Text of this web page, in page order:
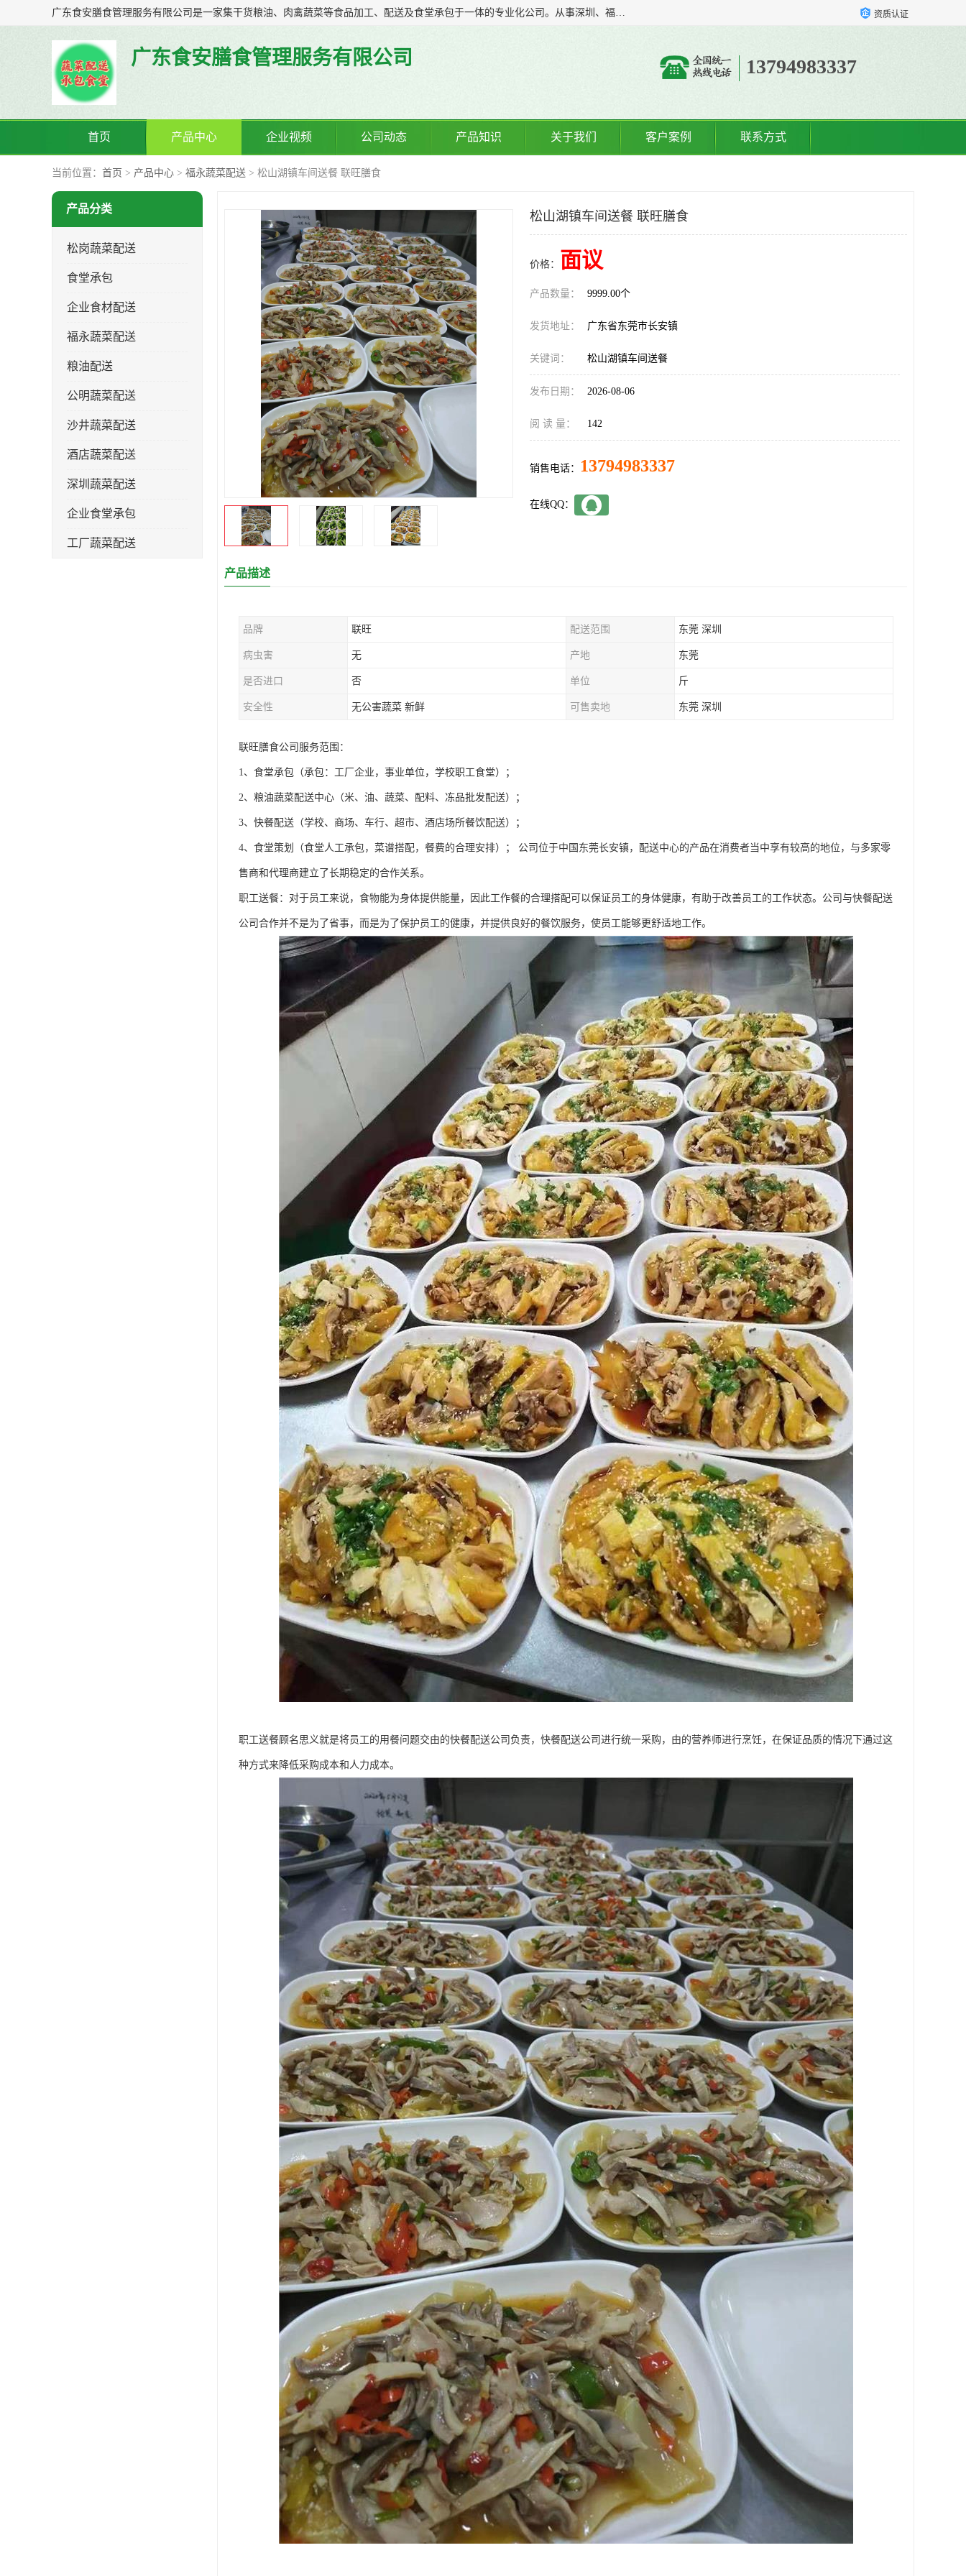
广东食安膳食管理服务有限公司是一家集干货粮油、肉禽蔬菜等食品加工、配送及食堂承包于一体的专业化公司。从事深圳、福永、公明、沙井、松岗等地区的蔬菜配送服务。 专业的服务队伍，以及完善的服务机制，经过多年的努力拼搏，赢得了广大客户的信赖和支持。 资质认证
广东食安膳食管理服务有限公司 13794983337
首页 产品中心 企业视频 公司动态 产品知识 关于我们 客户案例 联系方式
当前位置： 首页 > 产品中心 > 福永蔬菜配送 > 松山湖镇车间送餐 联旺膳食
产品分类
松岗蔬菜配送
食堂承包
企业食材配送
福永蔬菜配送
粮油配送
公明蔬菜配送
沙井蔬菜配送
酒店蔬菜配送
深圳蔬菜配送
企业食堂承包
工厂蔬菜配送
松山湖镇车间送餐 联旺膳食
价格： 面议
产品数量： 9999.00个
发货地址： 广东省东莞市长安镇
关键词： 松山湖镇车间送餐
发布日期： 2026-08-06
阅 读 量： 142
销售电话： 13794983337
在线QQ：
产品描述
品牌 联旺 配送范围 东莞 深圳
病虫害 无 产地 东莞
是否进口 否 单位 斤
安全性 无公害蔬菜 新鲜 可售卖地 东莞 深圳
联旺膳食公司服务范围：
1、食堂承包（承包：工厂企业，事业单位，学校职工食堂）；
2、粮油蔬菜配送中心（米、油、蔬菜、配料、冻品批发配送）；
3、快餐配送（学校、商场、车行、超市、酒店场所餐饮配送）；
4、食堂策划（食堂人工承包，菜谱搭配，餐费的合理安排）； 公司位于中国东莞长安镇，配送中心的产品在消费者当中享有较高的地位，与多家零
售商和代理商建立了长期稳定的合作关系。
职工送餐：对于员工来说，食物能为身体提供能量，因此工作餐的合理搭配可以保证员工的身体健康，有助于改善员工的工作状态。公司与快餐配送
公司合作并不是为了省事，而是为了保护员工的健康，并提供良好的餐饮服务，使员工能够更舒适地工作。
职工送餐顾名思义就是将员工的用餐问题交由的快餐配送公司负责，快餐配送公司进行统一采购，由的营养师进行烹饪，在保证品质的情况下通过这
种方式来降低采购成本和人力成本。